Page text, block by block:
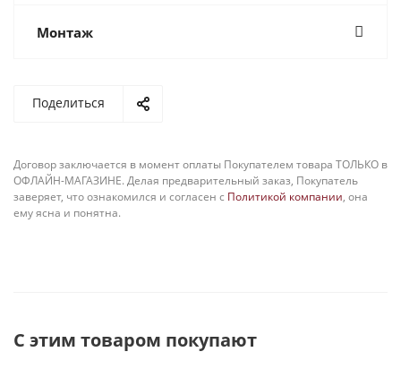
Монтаж
Поделиться
Договор заключается в момент оплаты Покупателем товара ТОЛЬКО в
ОФЛАЙН-МАГАЗИНЕ. Делая предварительный заказ, Покупатель
заверяет, что ознакомился и согласен с Политикой компании, она
ему ясна и понятна.
С этим товаром покупают